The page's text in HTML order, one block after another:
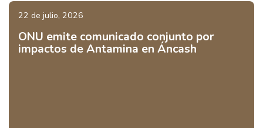
22 de julio, 2026
ONU emite comunicado conjunto por
impactos de Antamina en Áncash